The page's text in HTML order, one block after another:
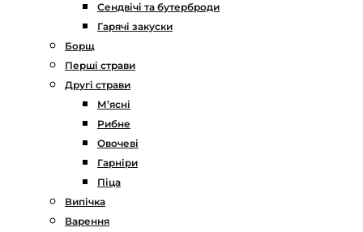
Сендвічі та бутерброди
Гарячі закуски
Борщ
Перші страви
Другі страви
М’ясні
Рибне
Овочеві
Гарніри
Піца
Випічка
Варення